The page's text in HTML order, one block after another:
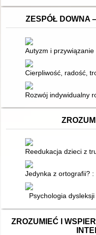
ZESPÓŁ DOWNA
Autyzm i
Cierpliwość, radość,
Rozwój indywidualny
Reedukacja dzieci z
Jedynka z ortografii?
Psychologia dysleksji
ZROZUMIEĆ I